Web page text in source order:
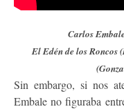
Carlos
El Edén de los Roncos
Sin embargo, si nos
Embale no figuraba